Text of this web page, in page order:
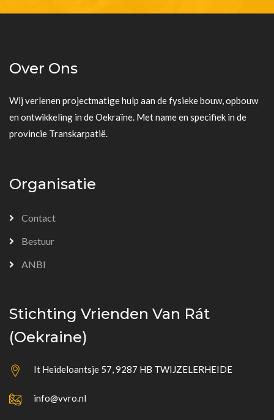
Over Ons
Wij verlenen projectmatige hulp aan de fysieke bouw, opbouw
en ontwikkeling in de Oekraïne. Met name en specifiek in de
provincie Transkarpatië.
Organisatie
Contact
Bestuur
ANBI
Stichting Vrienden Van Rát
(Oekraine)
It Heideloantsje 57, 9287 HB TWIJZELERHEIDE
info@vvro.nl